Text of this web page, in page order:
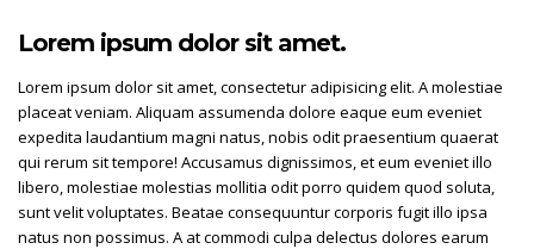
Lorem ipsum dolor sit amet.
Lorem ipsum dolor sit amet, consectetur adipisicing elit. A molestiae
placeat veniam. Aliquam assumenda dolore eaque eum eveniet
expedita laudantium magni natus, nobis odit praesentium quaerat
qui rerum sit tempore! Accusamus dignissimos, et eum eveniet illo
libero, molestiae molestias mollitia odit porro quidem quod soluta,
sunt velit voluptates. Beatae consequuntur corporis fugit illo ipsa
natus non possimus. A at commodi culpa delectus dolores earum